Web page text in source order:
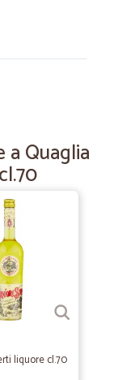
a Quaglia
liquore cl.70